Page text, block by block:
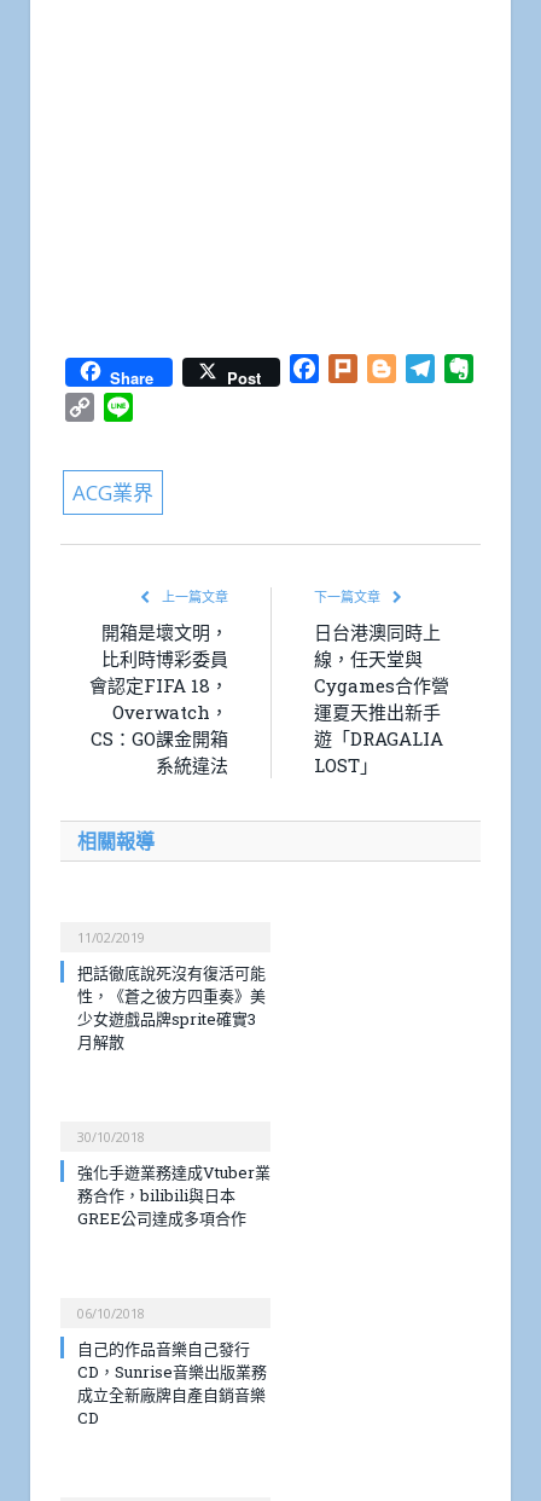
Share Post Facebook
Plurk BloggerTelegram
Copy
ACG業界
上一篇文章
開箱是壞文明，
比利時博彩委員
會認定FIFA 18，
Overwatch，
CS：GO課金開箱
系統違法
下一篇文章
日台港澳同時上
線，任天堂與
Cygames合作營
運夏天推出新手
遊「DRAGALIA
LOST」
相關報導
11/02/2019
把話徹底說死沒有復活可能
性，《蒼之彼方四重奏》美
少女遊戲品牌sprite確實3
月解散
30/10/2018
強化手遊業務達成Vtuber業
務合作，bilibili與日本
GREE公司達成多項合作
06/10/2018
自己的作品音樂自己發行
CD，Sunrise音樂出版業務
成立全新廠牌自產自銷音樂
CD